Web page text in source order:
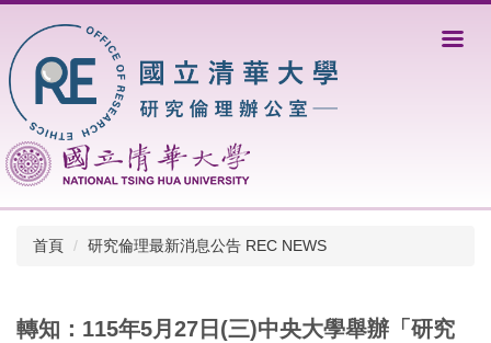
到
主
要
內
區
首頁 研究倫理最新消息公告 REC NEWS
轉知：115年5月27日(三)中央大學舉辦「研究